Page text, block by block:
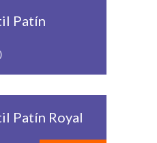
Patín
Patín Royal